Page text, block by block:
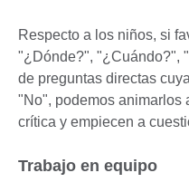
Respecto a los niños, si
"¿Dónde?", "¿Cuándo?",
de preguntas directas
"No", podemos animarlos
crítica y empiecen a
Trabajo en equipo